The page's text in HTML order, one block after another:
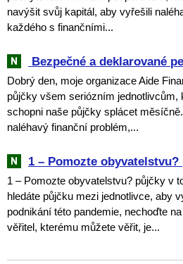
navýšit svůj kapitál, aby vyřešili
každého s finančními...
‎Bezpečné a deklarované
Dobrý den, moje organizace Aide
půjčky všem seriózním
schopni naše půjčky splácet
naléhavý finanční problém,...
1 – Pomozte
1 – Pomozte obyvatelstvu? půjčky v
hledáte půjčku mezi jednotlivce, aby
podnikání této pandemie, nechoďte
věřitel, kterému můžete věřit, je...